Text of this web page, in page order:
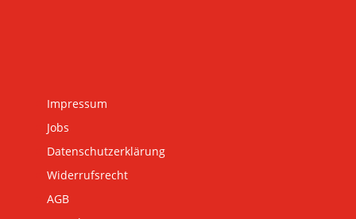
Impressum
Jobs
Datenschutzerklärung
Widerrufsrecht
AGB